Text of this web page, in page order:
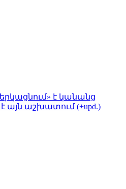
է կանանց
այն աշխատում (+upd.)